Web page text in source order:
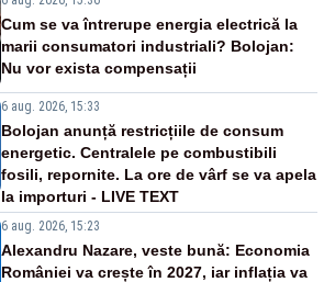
Cum se va întrerupe energia electrică la
marii consumatori industriali? Bolojan:
Nu vor exista compensații
6 aug. 2026, 15:33
Bolojan anunță restricțiile de consum
energetic. Centralele pe combustibili
fosili, repornite. La ore de vârf se va apela
la importuri - LIVE TEXT
6 aug. 2026, 15:23
Alexandru Nazare, veste bună: Economia
României va crește în 2027, iar inflația va